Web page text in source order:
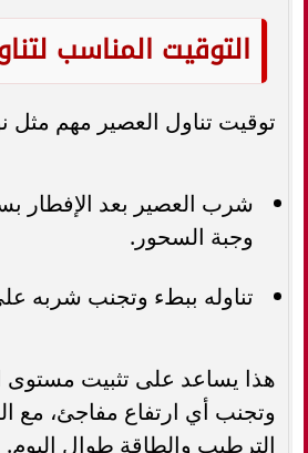
التوقيت المناسب
توقيت تناول العصير مهم
شرب العصير بعد الإفطار
وجبة السحور.
تناوله ببطء وتجنب شربه
هذا يساعد على تثبيت مستوى
وتجنب أي ارتفاع مفاجئ، مع
الترطيب والطاقة طوال اليوم.